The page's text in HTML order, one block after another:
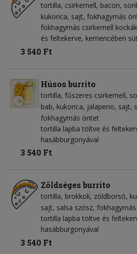
tortilla csirkemell bacon
kukorica sajt fokhagymás
fokhagymás csirkemell
és feltekerve, kemencében
3 540 Ft
Húsos burrito
tortilla fűszeres csirkemell
bab kukorica jalapeno sajt
fokhagymás öntet
tortilla lapba töltve és
hasábburgonyával
3 540 Ft
Zöldséges burrito
tortilla brokkoli zöldborsó
sajt salsa szósz
tortilla lapba töltve és
hasábburgonyával
3 540 Ft